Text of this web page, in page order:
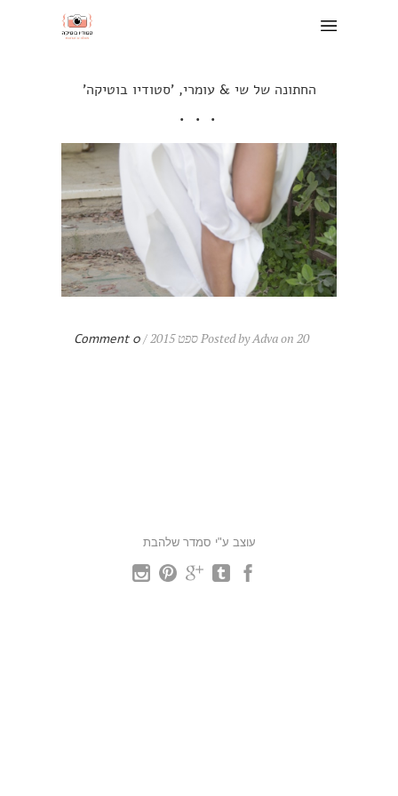
החתונה של שי & עומרי, 'סטודיו בוטיקה'
Posted by Adva on 20 ספט 2015 / 0 Comment
עוצב ע"י סמדר שלהבת